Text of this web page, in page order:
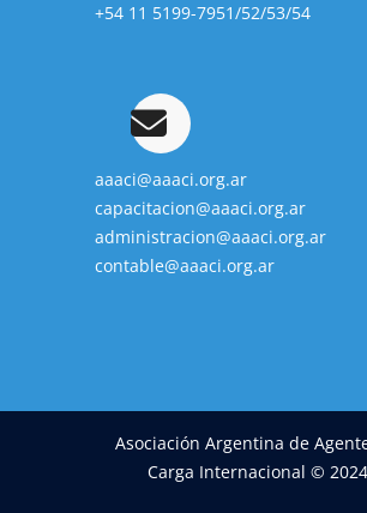
+54 11 5199-7951/52/53/54
aaaci@aaaci.org.ar
capacitacion@aaaci.org.ar
administracion@aaaci.org.ar
contable@aaaci.org.ar
Asociación Argentina de
Carga Internacional ©